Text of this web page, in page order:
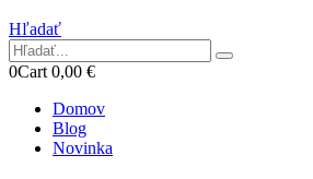
Hľadať
0Cart 0,00 €
Domov
Blog
Novinka